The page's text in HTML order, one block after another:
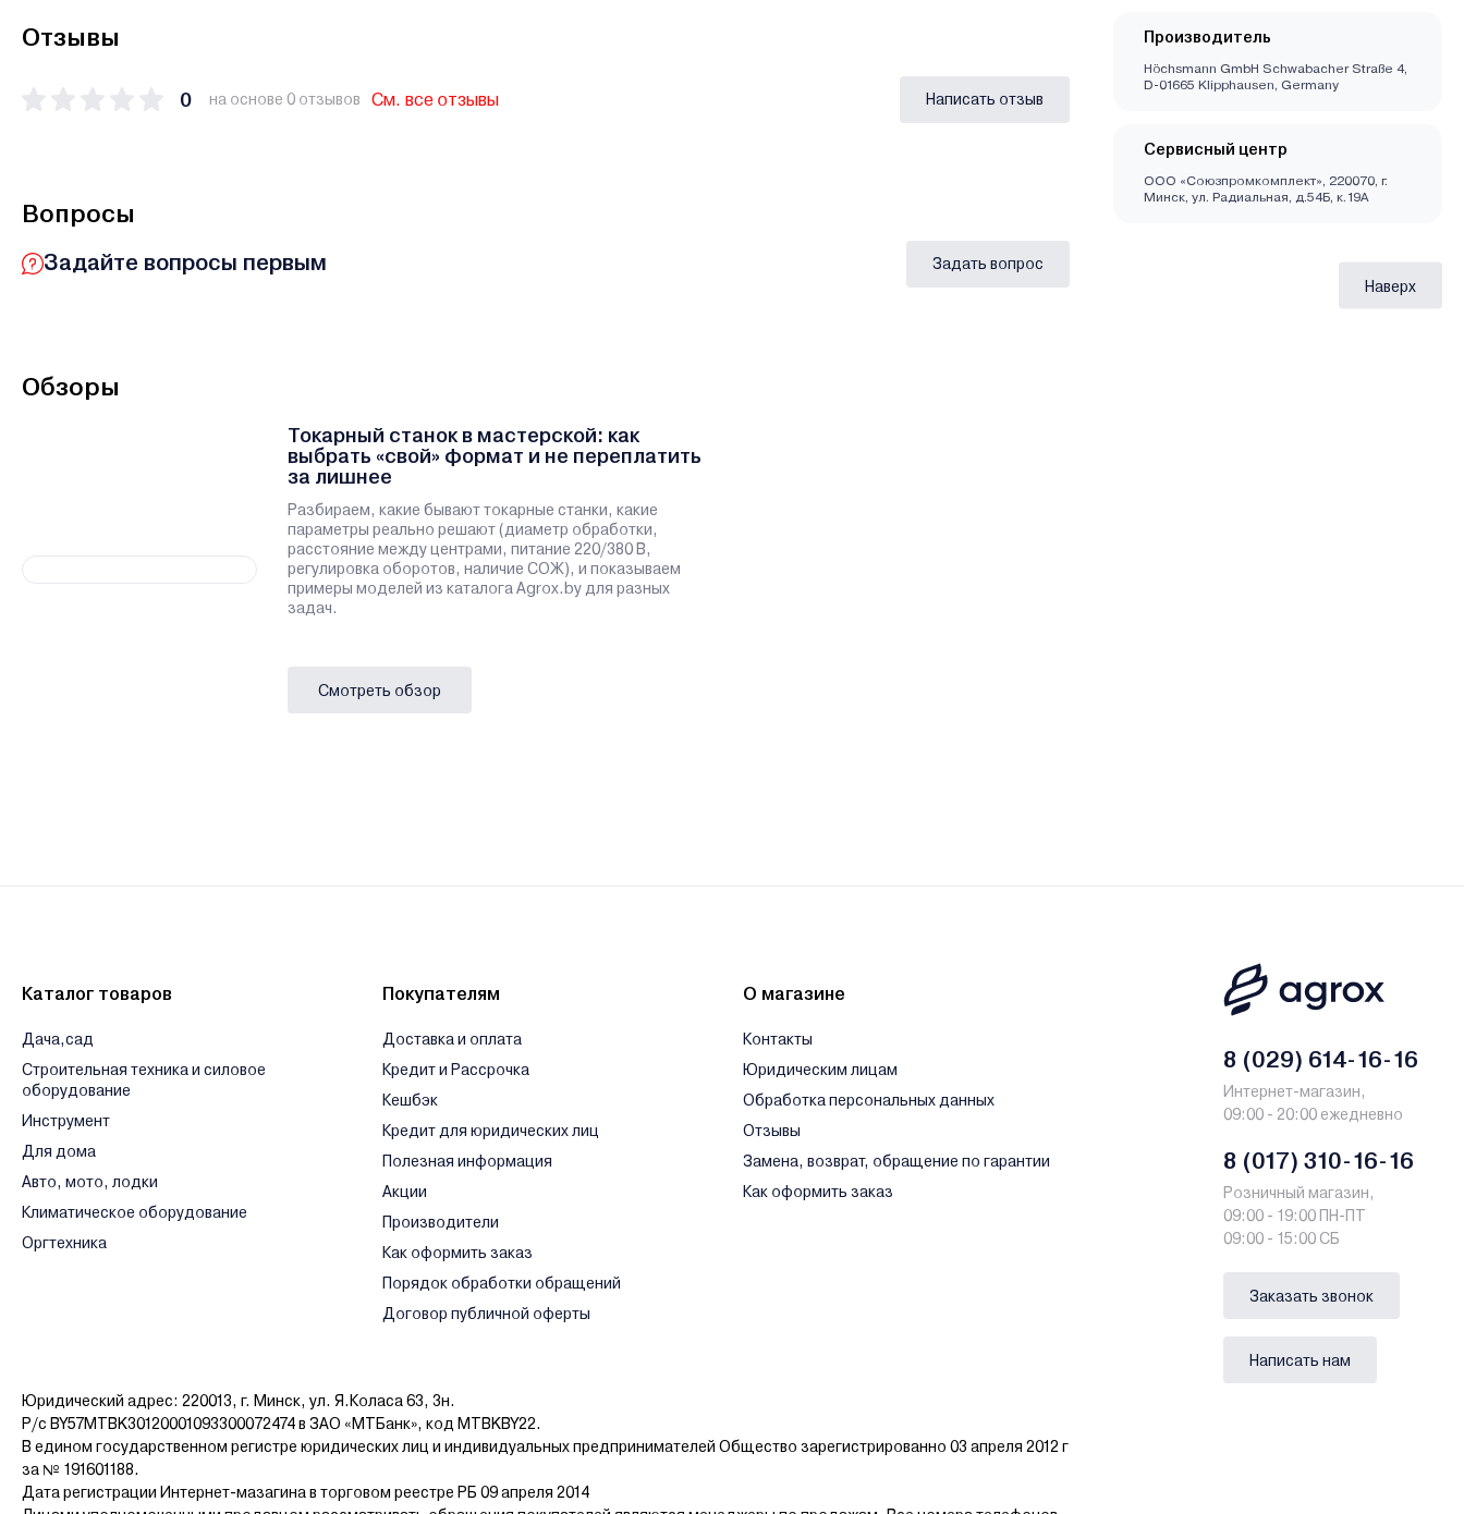
Отзывы
0 на основе 0 отзывов См. все отзывы Написать отзыв
Вопросы
Задайте вопросы первым Задать вопрос
Производитель
Höchsmann GmbH Schwabacher Straße 4,
D-01665 Klipphausen, Germany
Сервисный центр
ООО «Союзпромкомплект», 220070, г.
Минск, ул. Радиальная, д.54Б, к.19А
Наверх
Обзоры
Токарный станок в мастерской: как
выбрать «свой» формат и не переплатить
за лишнее
Разбираем, какие бывают токарные станки, какие
параметры реально решают (диаметр обработки,
расстояние между центрами, питание 220/380 В,
регулировка оборотов, наличие СОЖ), и показываем
примеры моделей из каталога Agrox.by для разных
задач.
Смотреть обзор
Каталог товаров
Дача,сад
Строительная техника и силовое
оборудование
Инструмент
Для дома
Авто, мото, лодки
Климатическое оборудование
Оргтехника
Покупателям
Доставка и оплата
Кредит и Рассрочка
Кешбэк
Кредит для юридических лиц
Полезная информация
Акции
Производители
Как оформить заказ
Порядок обработки обращений
Договор публичной оферты
О магазине
Контакты
Юридическим лицам
Обработка персональных данных
Отзывы
Замена, возврат, обращение по гарантии
Как оформить заказ
Юридический адрес: 220013, г. Минск, ул. Я.Коласа 63, 3н.
Р/с BY57MTBK30120001093300072474 в ЗАО «МТБанк», код MTBKBY22.
В едином государственном регистре юридических лиц и индивидуальных предпринимателей Общество зарегистрированно 03 апреля 2012 г
за № 191601188.
Дата регистрации Интернет-мазагина в торговом реестре РБ 09 апреля 2014
8 (029) 614-16-16
Интернет-магазин,
09:00 - 20:00 ежедневно
8 (017) 310-16-16
Розничный магазин,
09:00 - 19:00 ПН-ПТ
09:00 - 15:00 СБ
Заказать звонок
Написать нам